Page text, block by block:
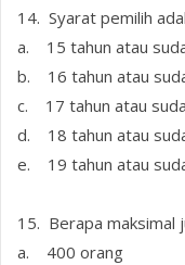
14. Syarat pemilih
a. 15 tahun atau
b. 16 tahun atau
c. 17 tahun atau
d. 18 tahun atau
e. 19 tahun atau
15. Berapa maksimal
a. 400 orang